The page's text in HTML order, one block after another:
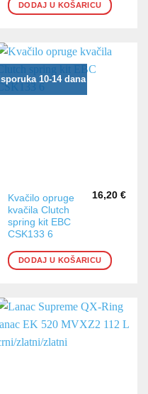
DODAJ U KOŠARICU
Isporuka 10-14 dana
Kvačilo opruge
kvačila Clutch
spring kit EBC
CSK133 6
16,20 €
DODAJ U KOŠARICU